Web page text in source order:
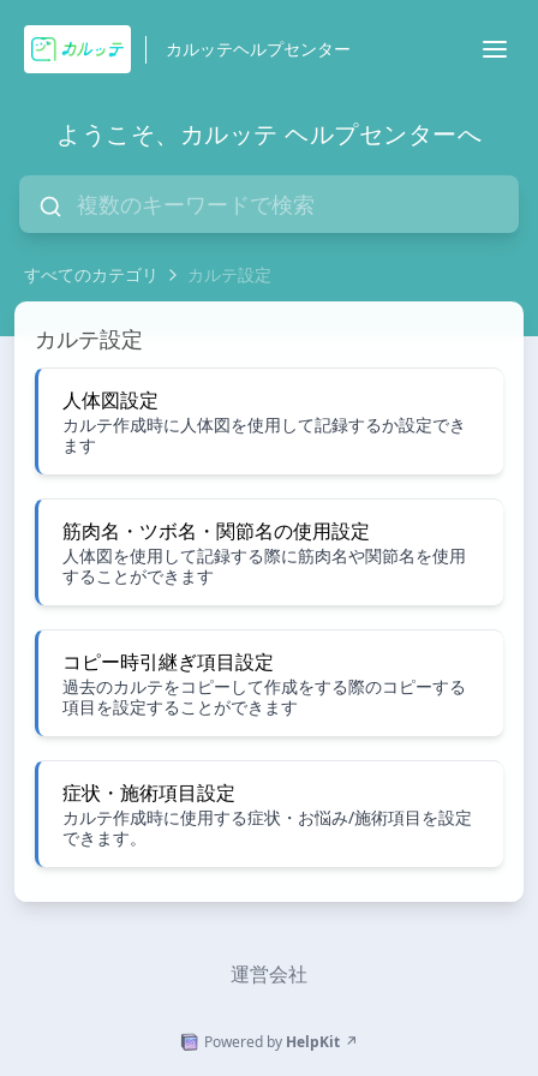
カルッテヘルプセンター
ようこそ、カルッテ ヘルプセンターへ
すべてのカテゴリ カルテ設定
カルテ設定
カルテ設定
人体図設定
カルテ作成時に人体図を使用して記録するか設定でき
ます
筋肉名・ツボ名・関節名の使用設定
人体図を使用して記録する際に筋肉名や関節名を使用
することができます
コピー時引継ぎ項目設定
過去のカルテをコピーして作成をする際のコピーする
項目を設定することができます
症状・施術項目設定
カルテ作成時に使用する症状・お悩み/施術項目を設定
できます。
運営会社
Powered by HelpKit ↗